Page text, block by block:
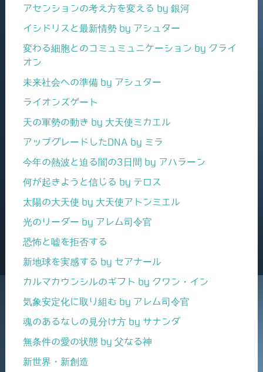
アセンションの考え方を変える by 銀河
イシドリスと最新情勢 by アシュター
変わる細胞とのコミュミュニケーション by クライ
オン
未来社会への準備 by アシュター
ライオンズゲート
天の軍勢の動き by 大天使ミカエル
アップグレードしたDNA by ミラ
今年の熱波と迫る闇の3日間 by アハラーン
何が起きようと信じる by テロス
太陽の大天使 by 大天使アトンミエル
光のリーダー by アレム司令官
恐怖と嘘を拒否する
新地球を実感する by セアナール
カルマカウンシルのギフト by クワン・イン
気象安定化に取り組む by アレム司令官
魂のあるなしの見分け方 by サナンダ
無条件の愛の状態 by 父なる神
新世界・新創造